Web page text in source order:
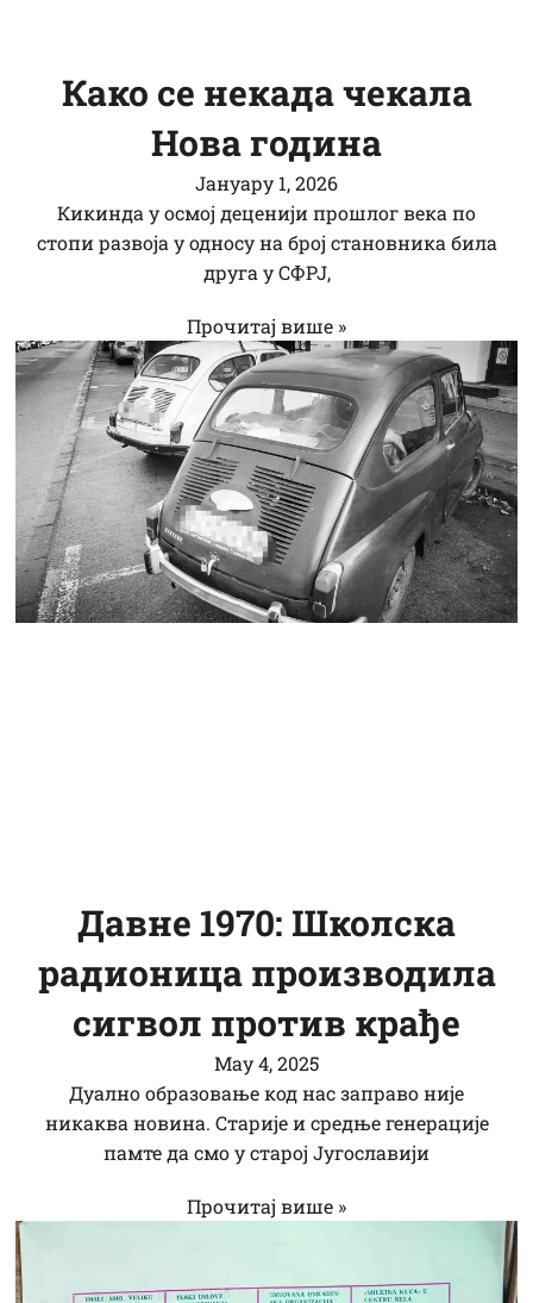
Како се некада чекала
Нова година
Јануарy 1, 2026
Кикинда у осмој деценији прошлог века по
стопи развоја у односу на број становника била
друга у СФРЈ,
Прочитај више »
Давне 1970: Школска
радионица производила
сигвол против крађе
Маy 4, 2025
Дуално образовање код нас заправо није
никаква новина. Старије и средње генерације
памте да смо у старој Југославији
Прочитај више »